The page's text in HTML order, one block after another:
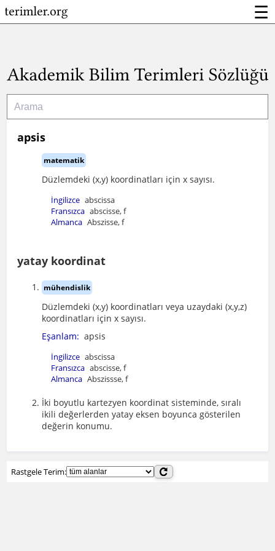
☰
apsis
matematik
Düzlemdeki (x,y) koordinatları için x sayısı.
İngilizce abscissa
Fransızca abscisse, f
Almanca Abszisse, f
yatay koordinat
mühendislik
Düzlemdeki (x,y) koordinatları veya uzaydaki (x,y,z)
koordinatları için x sayısı.
Eşanlam: apsis
İngilizce abscissa
Fransızca abscisse, f
Almanca Abszissse, f
İki boyutlu kartezyen koordinat sisteminde, sıralı
ikili değerlerden yatay eksen boyunca gösterilen
değerin konumu.
Rastgele Terim: